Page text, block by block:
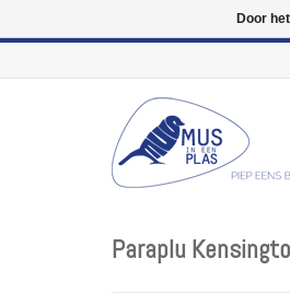
Paraplu
Door